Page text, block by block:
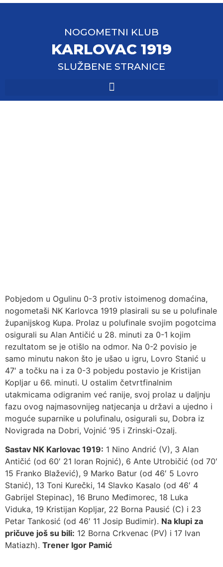
NOGOMETNI KLUB
KARLOVAC 1919
SLUŽBENE STRANICE
Pobjedom u Ogulinu 0-3 protiv istoimenog domaćina,
nogometaši NK Karlovca 1919 plasirali su se u polufinale
županijskog Kupa. Prolaz u polufinale svojim pogotcima
osigurali su Alan Antičić u 28. minuti za 0-1 kojim
rezultatom se je otišlo na odmor. Na 0-2 povisio je
samo minutu nakon što je ušao u igru, Lovro Stanić u
47′ a točku na i za 0-3 pobjedu postavio je Kristijan
Kopljar u 66. minuti. U ostalim četvrtfinalnim
utakmicama odigranim već ranije, svoj prolaz u daljnju
fazu ovog najmasovnijeg natjecanja u državi a ujedno i
moguće suparnike u polufinalu, osigurali su, Dobra iz
Novigrada na Dobri, Vojnić ’95 i Zrinski-Ozalj.
Sastav NK Karlovac 1919: 1 Nino Andrić (V), 3 Alan
Antičić (od 60′ 21 loran Rojnić), 6 Ante Utrobičić (od 70′
15 Franko Blažević), 9 Marko Batur (od 46′ 5 Lovro
Stanić), 13 Toni Kurečki, 14 Slavko Kasalo (od 46′ 4
Gabrijel Stepinac), 16 Bruno Međimorec, 18 Luka
Viduka, 19 Kristijan Kopljar, 22 Borna Pausić (C) i 23
Petar Tankosić (od 46′ 11 Josip Budimir). Na klupi za
pričuve još su bili: 12 Borna Crkvenac (PV) i 17 Ivan
Matiazh). Trener Igor Pamić